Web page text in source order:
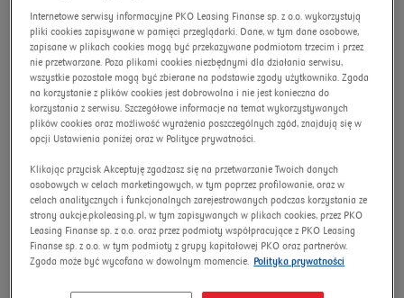
Toyota Corolla 1.8 Hybrid
Active e-CVT Oświadczenie o
utracie DR
Auction number: 9406/AU/2024
New
Internetowe serwisy informacyjne PKO Leasing Finanse sp. z o.o. wykorzystują
pliki cookies zapisywane w pamięci przeglądarki. Dane, w tym dane osobowe,
zapisane w plikach cookies mogą być przekazywane podmiotom trzecim i przez
nie przetwarzane. Poza plikami cookies niezbędnymi dla działania serwisu,
wszystkie pozostałe mogą być zbierane na podstawie zgody użytkownika. Zgoda
na korzystanie z plików cookies jest dobrowolna i nie jest konieczna do
korzystania z serwisu. Szczegółowe informacje na temat wykorzystywanych
plików cookies oraz możliwość wyrażenia poszczególnych zgód, znajdują się w
opcji Ustawienia poniżej oraz w Polityce prywatności.
Klikając przycisk Akceptuję zgadzasz się na przetwarzanie Twoich danych
osobowych w celach marketingowych, w tym poprzez profilowanie, oraz w
celach analitycznych i funkcjonalnych zarejestrowanych podczas korzystania ze
strony aukcje.pkoleasing.pl, w tym zapisywanych w plikach cookies, przez PKO
Leasing Finanse sp. z o.o. oraz przez podmioty współpracujące z PKO Leasing
Finanse sp. z o.o. w tym podmioty z grupy kapitałowej PKO oraz partnerów.
Zgoda może być wycofana w dowolnym momencie. Polityka prywatności